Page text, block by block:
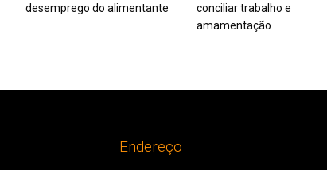
desemprego do alimentante
conciliar trabalho e
amamentação
Endereço